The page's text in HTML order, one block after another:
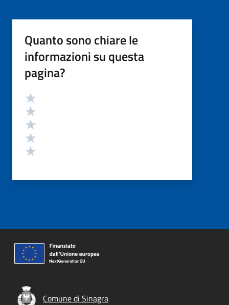
Quanto sono chiare le
informazioni su questa
pagina?
Valutazione
Comune di Sinagra